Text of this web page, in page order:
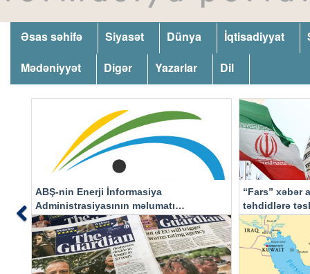
Əsas səhifə Siyasət Dünya İqtisadiyyat
Mədəniyyət
Digər Yazarlar Dil
ABŞ-nin Enerji İnformasiya
Administrasiyasının məlumatı
əsasında…
“Fars” xəbər
təhdidlərə
Previous